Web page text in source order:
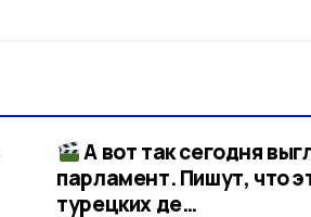
А вот так сегодня
парламент. Пишут, что
турецких де…